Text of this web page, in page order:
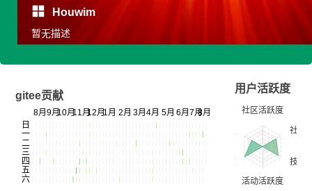
Houwim
暂无描述
gitee贡献
用户活跃度